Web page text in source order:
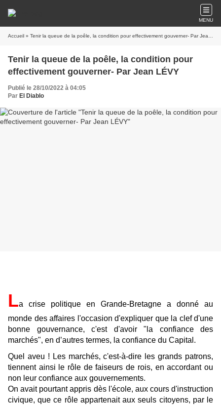
MENU
Accueil » Tenir la queue de la poêle, la condition pour effectivement gouverner- Par Jean LÉVY
Tenir la queue de la poêle, la condition pour
effectivement gouverner- Par Jean LÉVY
Publié le 28/10/2022 à 04:05
Par El Diablo
La crise politique en Grande-Bretagne a donné au
monde des affaires l'occasion d'expliquer que la clef d'une
bonne gouvernance, c'est d'avoir "la confiance des
marchés", en d’autres termes, la confiance du Capital.
Quel aveu ! Les marchés, c'est-à-dire les grands patrons,
tiennent ainsi le rôle de faiseurs de rois, en accordant ou
non leur confiance aux gouvernements.
On avait pourtant appris dès l'école, aux cours d'instruction
civique, que ce rôle appartenait aux seuls citoyens, par le